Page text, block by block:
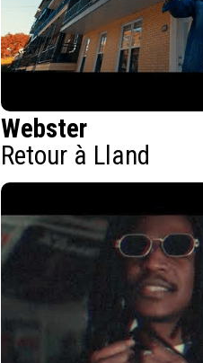
Webster
Retour à Lland